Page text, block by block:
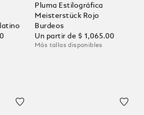
Pluma Estilográfica
Meisterstück Rojo
Burdeos
Un partir de $ 1,065.00
Más tallas disponibles